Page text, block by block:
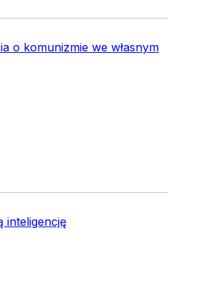
o komunizmie we własnym
inteligencję